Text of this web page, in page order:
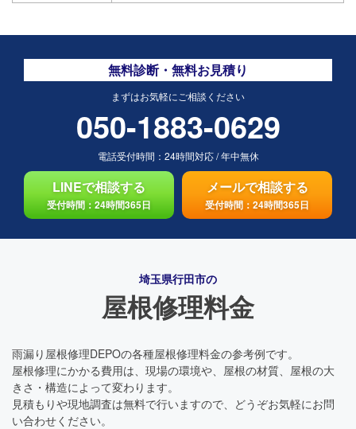
無料診断・無料お見積り
まずはお気軽にご相談ください
050-1883-0629
電話受付時間： 24時間対応/年中無休
LINEで相談する
受付時間：24時間365日
メールで相談する
受付時間：24時間365日
埼玉県行田市の
屋根修理料金
雨漏り屋根修理DEPOの各種屋根修理料金の参考例です。
屋根修理にかかる費用は、現場の環境や、屋根の材質、屋根の大
きさ・構造によって変わります。
見積もりや現地調査は無料で行いますので、どうぞお気軽にお問
い合わせください。